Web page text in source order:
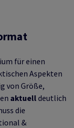
für einen
Aspekten
von Größe,
aktuelldeutlich
die
&